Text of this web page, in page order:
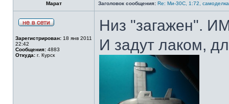
Марат Заголовок сообщения: Re: Ми-30С, 1:72, самоделка
Зарегистрирован: 18 янв 2011
22:42
Сообщения: 4883
Откуда: г. Курск
Низ "загажен".
И задут лаком,